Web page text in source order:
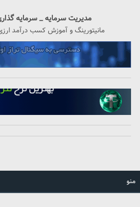
مدیریت سرمایه _ سرمایه
مانیتورینگ و آموزش کسب درآمد
منو